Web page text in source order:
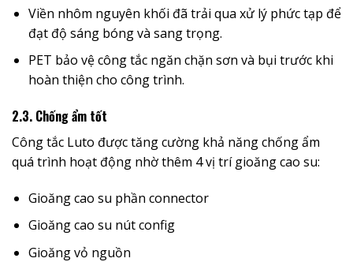
Viền nhôm nguyên khối đã trải qua xử lý phức tạp để
đạt độ sáng bóng và sang trọng.
PET bảo vệ công tắc ngăn chặn sơn và bụi trước khi
hoàn thiện cho công trình.
2.3. Chống ẩm tốt
Công tắc Luto được tăng cường khả năng chống ẩm
quá trình hoạt động nhờ thêm 4 vị trí gioăng cao su:
Gioăng cao su phần connector
Gioăng cao su nút config
Gioăng vỏ nguồn